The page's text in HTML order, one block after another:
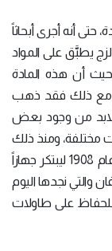
أنه أجرى أبحاثاً
يطبَّق على المواد
حيث أن هذه المادة
ذلك فقد ذهب
لابد من وجود بعض
مختلفة، ومنذ ذلك
الحين بدأ البحث باتجاه تلك المادة الشفافة حتى عام 1908 ليبتكر جهازاً
والتي نجدها اليوم
على طاولات